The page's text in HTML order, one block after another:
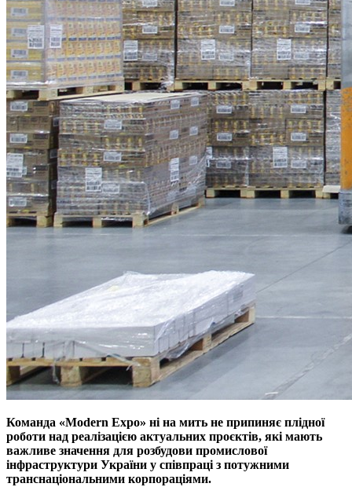
Команда «Modern Expo» ні на мить не припиняє плідної
роботи над реалізацією актуальних проєктів, які мають
важливе значення для розбудови промислової
інфраструктури України у співпраці з потужними
транснаціональними корпораціями.